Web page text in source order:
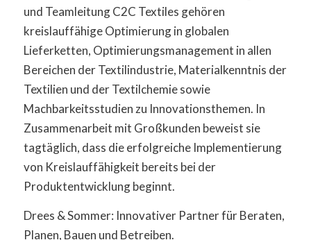
und Teamleitung C2C Textiles gehören
kreislauffähige Optimierung in globalen
Lieferketten, Optimierungsmanagement in allen
Bereichen der Textilindustrie, Materialkenntnis der
Textilien und der Textilchemie sowie
Machbarkeitsstudien zu Innovationsthemen. In
Zusammenarbeit mit Großkunden beweist sie
tagtäglich, dass die erfolgreiche Implementierung
von Kreislauffähigkeit bereits bei der
Produktentwicklung beginnt.
Drees & Sommer: Innovativer Partner für Beraten,
Planen, Bauen und Betreiben.